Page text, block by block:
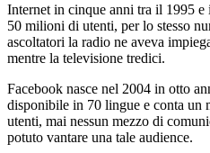
Internet in cinque anni tra il 1995 e
50 milioni di utenti, per lo stesso
ascoltatori la radio ne aveva
mentre la televisione tredici.
Facebook nasce nel 2004 in otto
disponibile in 70 lingue e conta un
utenti, mai nessun mezzo di
potuto vantare una tale audience.